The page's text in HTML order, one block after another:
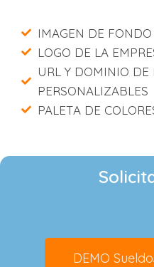
IMAGEN DE
LOGO DE LA
URL Y DOMINIO DE
PERSONALIZABLES
PALETA DE
DEMO